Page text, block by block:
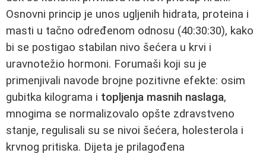
Osnovni princip je unos ugljenih hidrata, proteina i
masti u tačno određenom odnosu (40:30:30), kako
bi se postigao stabilan nivo šećera u krvi i
uravnotežio hormoni. Forumaši koji su je
primenjivali navode brojne pozitivne efekte: osim
gubitka kilograma i topljenja masnih naslaga,
mnogima se normalizovalo opšte zdravstveno
stanje, regulisali su se nivoi šećera, holesterola i
krvnog pritiska. Dijeta je prilagođena